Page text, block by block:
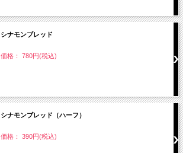
シナモンブレッド
価格： 780円(税込)
シナモンブレッド（ハーフ）
価格： 390円(税込)